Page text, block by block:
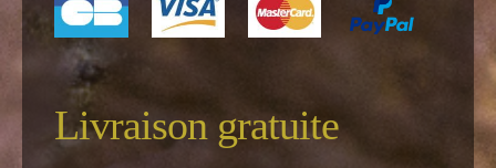
Livraison gratuite